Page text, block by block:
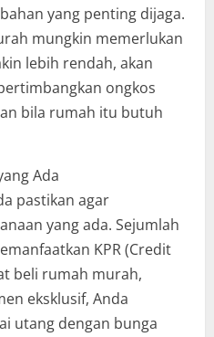
yang penting dijaga.
mungkin memerlukan
lebih rendah, akan
ongkos
bila rumah itu butuh
Ada
pastikan agar
yang ada. Sejumlah
KPR (Credit
beli rumah murah,
eksklusif, Anda
utang dengan bunga